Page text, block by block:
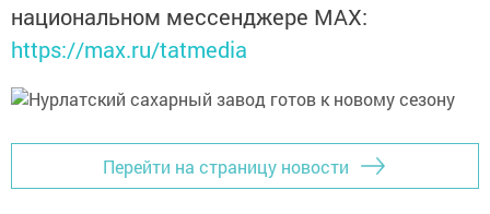
национальном мессенджере MАХ:
https://max.ru/tatmedia
Перейти на страницу новости